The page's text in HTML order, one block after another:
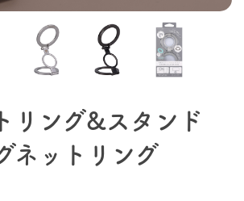
リング&スタンド
ネットリング